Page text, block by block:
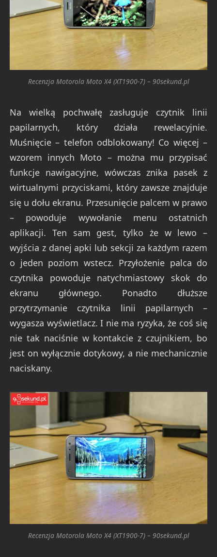
Recenzja Motorola Moto X4 (XT1900-7) – 90sekund.pl
Na wielką pochwałę zasługuje czytnik linii
papilarnych, który działa rewelacyjnie.
Muśnięcie – telefon odblokowany! Co więcej –
wzorem innych Moto – można mu przypisać
funkcje nawigacyjne, wówczas znika pasek z
wirtualnymi przyciskami, który zawsze znajduje
się u dołu ekranu. Przesunięcie palcem w prawo
– powoduje wywołanie menu ostatnich
aplikacji. Ten sam gest, tylko że w lewo –
wyjścia z danej apki lub sekcji za każdym razem
o jeden poziom wstecz. Przyłożenie palca do
czytnika powoduje natychmiastowy skok do
ekranu głównego. Ponadto dłuższe
przytrzymanie czytnika linii papilarnych –
wygasza wyświetlacz. I nie ma ryzyka, że coś się
nie tak naciśnie w kontakcie z czujnikiem, bo
jest on wyłącznie dotykowy, a nie mechanicznie
naciskany.
Recenzja Motorola Moto X4 (XT1900-7) – 90sekund.pl